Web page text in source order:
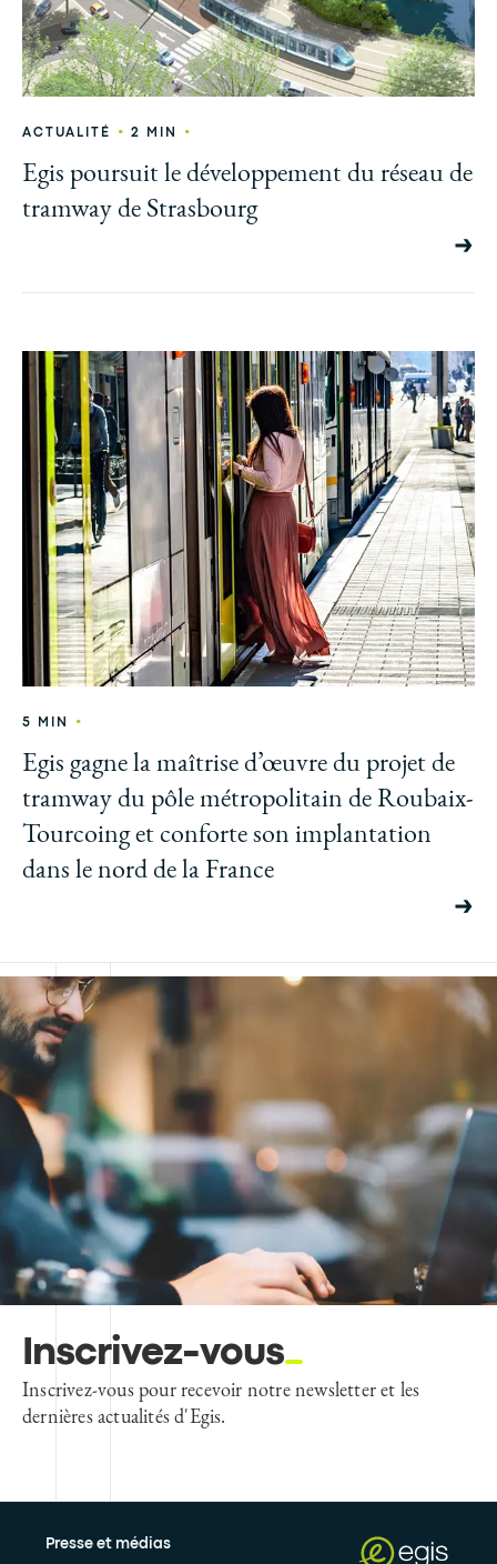
ACTUALITÉ • 2 MIN •
Egis poursuit le développement du réseau de
tramway de Strasbourg
5 MIN •
Egis gagne la maîtrise d’œuvre du projet de
tramway du pôle métropolitain de Roubaix-
Tourcoing et conforte son implantation
dans le nord de la France
Inscrivez-vous
Inscrivez-vous pour recevoir notre newsletter et les
dernières actualités d'Egis.
Presse et médias